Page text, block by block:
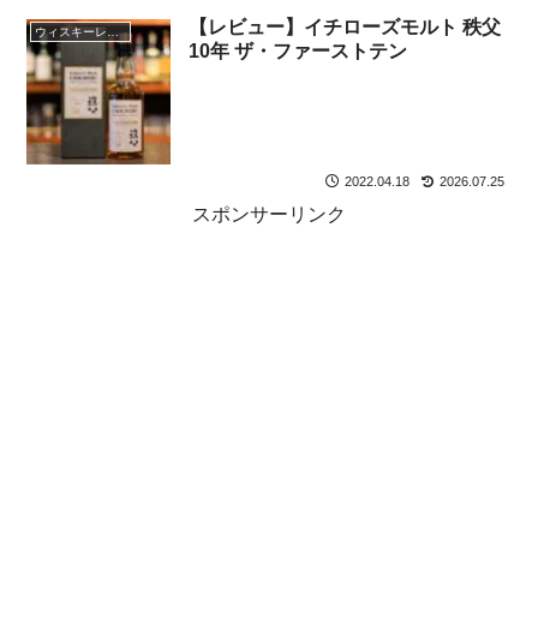
ウィスキーレビュー
【レビュー】イチローズモルト 秩父
10年 ザ・ファーストテン
2022.04.18 2026.07.25
スポンサーリンク